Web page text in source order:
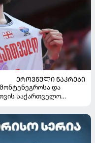
ᲔᲠᲝᲕᲜᲣᲚᲘ ᲜᲐᲙᲠᲔᲑᲘ
და
საქართველო